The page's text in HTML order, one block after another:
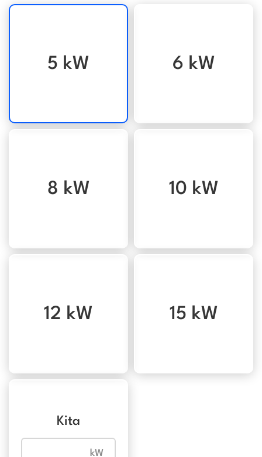
5 kW 6 kW
8 kW 10 kW
12 kW 15 kW
Kita